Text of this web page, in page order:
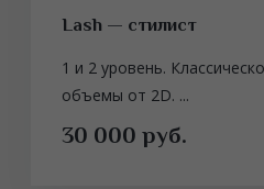
Lash — стилист
1 и 2 уровень.
объемы от 2D. ...
30 000 руб.